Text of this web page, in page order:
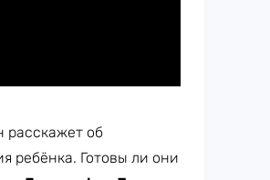
расскажет об
ребёнка. Готовы ли они